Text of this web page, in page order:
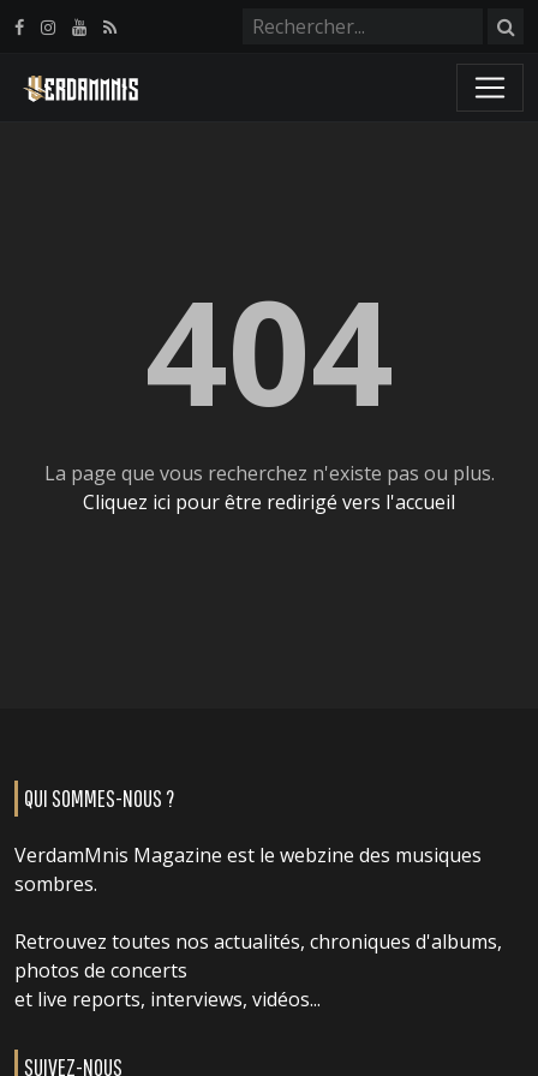
404
La page que vous recherchez n'existe pas ou plus.
Cliquez ici pour être redirigé vers l'accueil
QUI SOMMES-NOUS ?
VerdamMnis Magazine est le webzine des musiques
sombres.
Retrouvez toutes nos actualités, chroniques d'albums,
photos de concerts
et live reports, interviews, vidéos...
SUIVEZ-NOUS
Panneau de gestion des cookies